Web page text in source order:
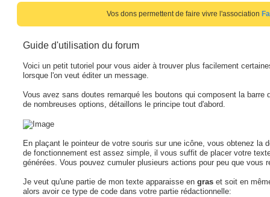
Vos dons permettent de faire vivre l'association
Guide d'utilisation du forum
Voici un petit tutoriel pour vous aider à trouver plus facilement
lorsque l'on veut éditer un message.
Vous avez sans doutes remarqué les boutons qui composent la barre
de nombreuses options, détaillons le principe tout d'abord.
En plaçant le pointeur de votre souris sur une icône, vous obtenez la
de fonctionnement est assez simple, il vous suffit de placer votre
générées. Vous pouvez cumuler plusieurs actions pour peu que vous
Je veut qu'une partie de mon texte apparaisse en gras et soit en
alors avoir ce type de code dans votre partie rédactionnelle: